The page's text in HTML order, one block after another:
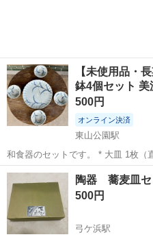
【未使用品・
鉢4個セット 美
500円
オンライン決済
東山公園駅
和食器のセットです。 * 大皿 1枚（直径約25cm） * 小鉢 4個 実家の整
理で出てきました。 未使用ですが、箱のまま長期保管しておりました
ので、箱の汚れや傷み、文字の記
ご確認くだ...
鳥取 米子市 東山公園駅
陶器 蕎麦皿セ
500円
弓ケ浜駅